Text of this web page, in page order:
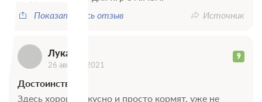
Показать весь отзыв
Источник
Лука 9
26 августа 2021
Достоинства
Здесь хорошо, вкусно и просто кормят, уже не